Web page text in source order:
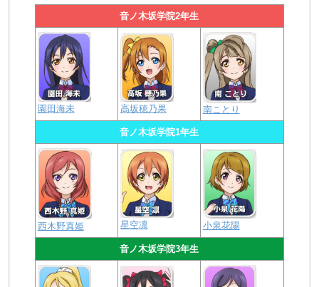
音ノ木坂学院2年生
園田海未 高坂穂乃果 南ことり
音ノ木坂学院1年生
西木野真姫 星空凛 小泉花陽
音ノ木坂学院3年生